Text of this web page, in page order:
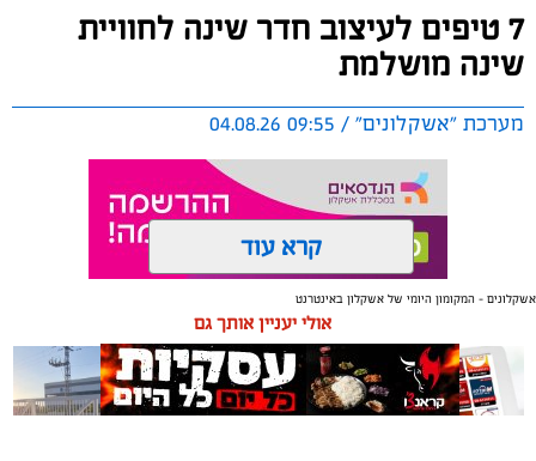
7 טיפים לעיצוב חדר שינה לחוויית
שינה מושלמת
מערכת "אשקלונים" / 09:55 04.08.26
תגים:טקסטיל, חדר שינה, שינה
תכנון נכון של חדר השינה משפיע באופן ישיר על איכות
המנוחה, על רמות האנרגיה בבוקר ועל התחושה הכללית
קרא עוד
אשקלונים - המקומון היומי של אשקלון באינטרנט
אולי יעניין אותך גם